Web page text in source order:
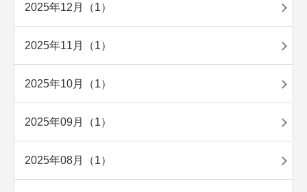
2025年12月（1）
2025年11月（1）
2025年10月（1）
2025年09月（1）
2025年08月（1）